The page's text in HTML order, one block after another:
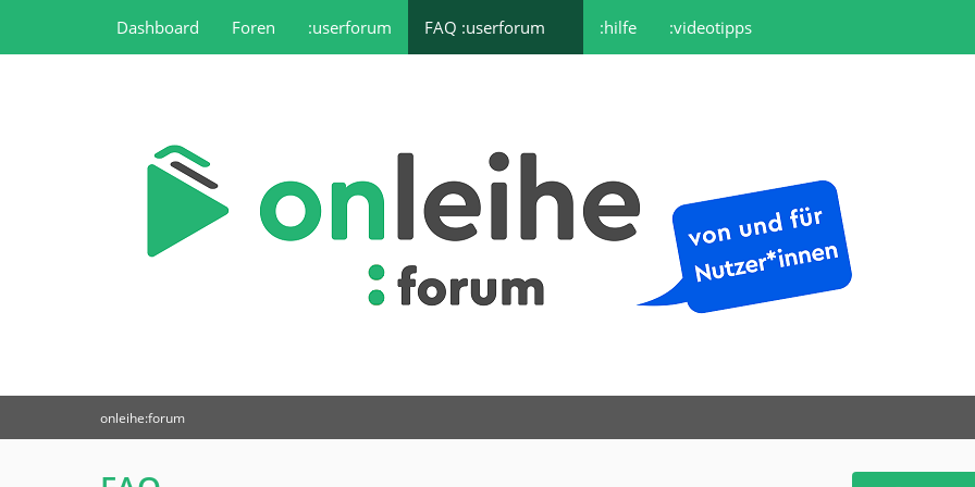
Dashboard Foren :userforum FAQ :userforum :hilfe :videotipps
onleihe:forum